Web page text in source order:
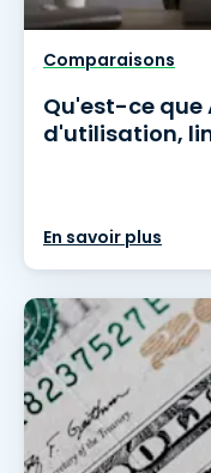
Comparaisons
Qu'est-ce que
d'utilisation,
En savoir plus